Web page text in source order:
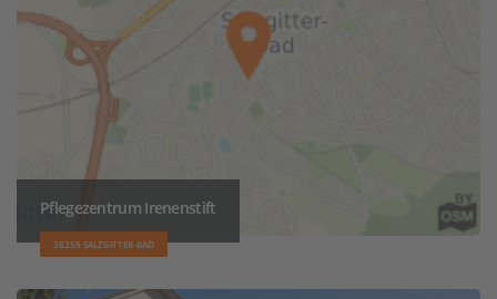
Pflegezentrum Irenenstift
38259 SALZGITTER-BAD